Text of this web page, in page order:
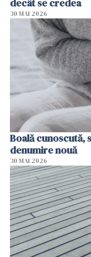
30 MAI 2026
Boală
denumire nouă
30 MAI 2026